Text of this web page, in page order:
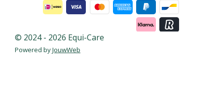
© 2024 - 2026 Equi-Care
Powered byJouwWeb